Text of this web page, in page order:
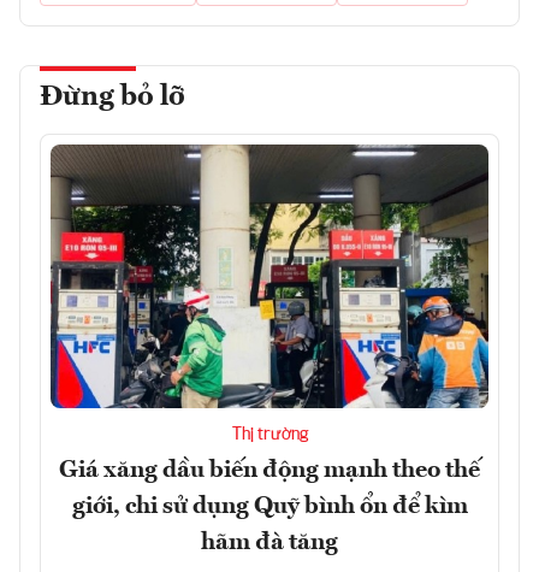
Đừng bỏ lỡ
Thị trường
Giá xăng dầu biến động mạnh theo thế
giới, chi sử dụng Quỹ bình ổn để kìm
hãm đà tăng